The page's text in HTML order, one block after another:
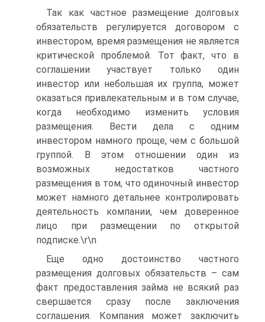
Так как частное размещение долговых
обязательств регулируется договором с
инвестором, время размещения не является
критической проблемой. Тот факт, что в
соглашении участвует только один
инвестор или небольшая их группа, может
оказаться привлекательным и в том случае,
когда необходимо изменить условия
размещения. Вести дела с одним
инвестором намного проще, чем с большой
группой. В этом отношении один из
возможных недостатков частного
размещения в том, что одиночный инвестор
может намного детальнее контролировать
деятельность компании, чем доверенное
лицо при размещении по открытой
подписке.\r\n
Еще одно достоинство частного
размещения долговых обязательств – сам
факт предоставления займа не всякий раз
свершается сразу после заключения
соглашения. Компания может заключить